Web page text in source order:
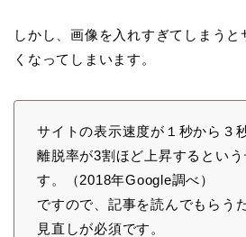
しかし、画像を入れすぎてしまう
くなってしまいます。
サイトの表示速度が１秒から３
離脱率が3割ほど上昇するとい
す。（2018年Google調べ）
ですので、記事を読んでもらう
見直しが必須です。